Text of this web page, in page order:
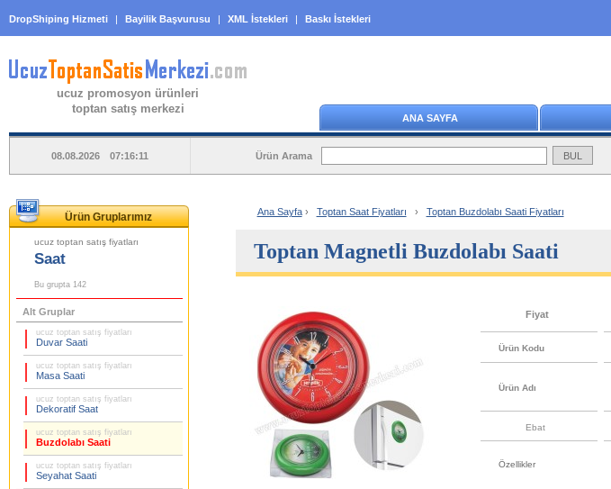
DropShiping Hizmeti | Bayilik Başvurusu | XML İstekleri | Baskı İstekleri
ucuz promosyon ürünleri
toptan satış merkezi
ANA SAYFA
08.08.2026 07:16:11 Ürün Arama
Ürün Gruplarımız
ucuz toptan satış fiyatları
Saat
Bu grupta 142
Alt Gruplar
ucuz toptan satış fiyatları
Duvar Saati
ucuz toptan satış fiyatları
Masa Saati
ucuz toptan satış fiyatları
Dekoratif Saat
ucuz toptan satış fiyatları
Buzdolabı Saati
ucuz toptan satış fiyatları
Seyahat Saati
Ana Sayfa› Toptan Saat Fiyatları › Toptan Buzdolabı Saati Fiyatları
Toptan Magnetli Buzdolabı Saati
Fiyat
Ürün Kodu
Ürün Adı
Ebat
Özellikler